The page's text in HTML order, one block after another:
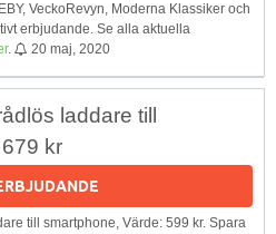
VeckoRevyn, Moderna Klassiker och
erbjudande. Se alla aktuella
. 20 maj, 2020
laddare till
kr
till smartphone, Värde: 599 kr. Spara